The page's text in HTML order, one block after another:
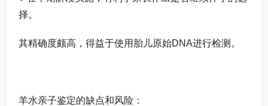
择。
其精确度颇高，得益于使用胎儿原始DNA进行检测。
羊水亲子鉴定的缺点和风险：